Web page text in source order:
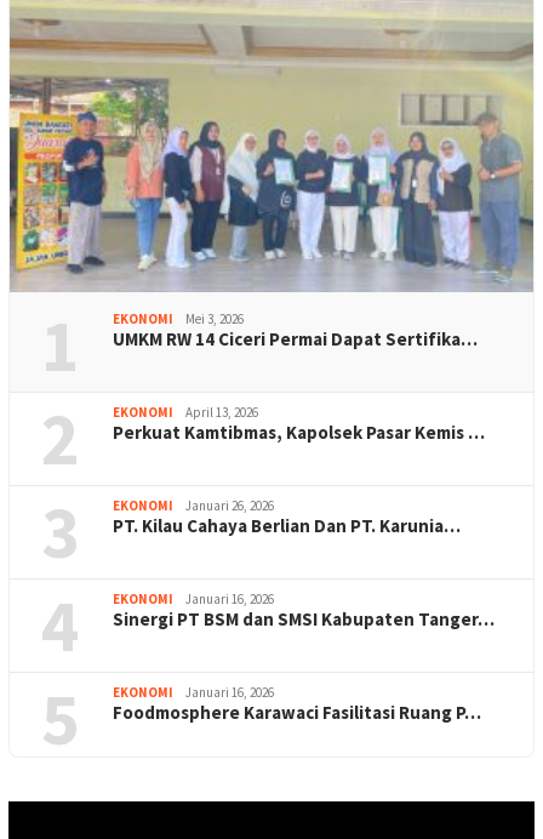
1 EKONOMI Mei 3, 2026
UMKM RW 14 Ciceri Permai Dapat Sertifika…
2 EKONOMI April 13, 2026
Perkuat Kamtibmas, Kapolsek Pasar Kemis …
3 EKONOMI Januari 26, 2026
PT. Kilau Cahaya Berlian Dan PT. Karunia…
4 EKONOMI Januari 16, 2026
Sinergi PT BSM dan SMSI Kabupaten Tanger…
5 EKONOMI Januari 16, 2026
Foodmosphere Karawaci Fasilitasi Ruang P…